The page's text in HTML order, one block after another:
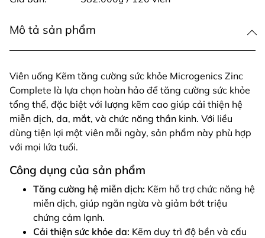
Mô tả sản phẩm
Viên uống Kẽm tăng cường sức khỏe Microgenics Zinc
Complete là lựa chọn hoàn hảo để tăng cường sức khỏe
tổng thể, đặc biệt với lượng kẽm cao giúp cải thiện hệ
miễn dịch, da, mắt, và chức năng thần kinh. Với liều
dùng tiện lợi một viên mỗi ngày, sản phẩm này phù hợp
với mọi lứa tuổi.
Công dụng của sản phẩm
Tăng cường hệ miễn dịch: Kẽm hỗ trợ chức năng hệ
miễn dịch, giúp ngăn ngừa và giảm bớt triệu
chứng cảm lạnh.
Cải thiện sức khỏe da: Kẽm duy trì độ bền và cấu